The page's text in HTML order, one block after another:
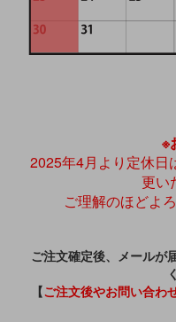
※
2025年4月より定休日
更い
ご理解のほどよ
ご注文確定後、メールが
【ご注文後やお問い合わ